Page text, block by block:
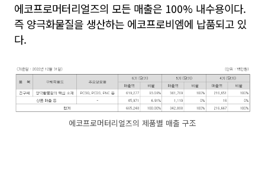
에코프로머터리얼즈의 모든 매출은 100% 내수용이다.
즉 양극화물질을 생산하는 에코프로비엠에 납품되고 있
다.
에코프로머터리얼즈의 제품별 매출 구조